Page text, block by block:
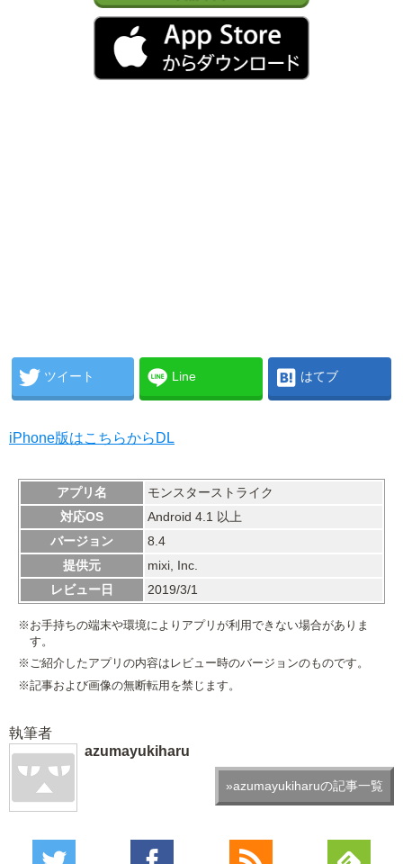
ツイート Line はてブ
iPhone版はこちらからDL
アプリ名
モンスターストライク
対応OS
Android 4.1 以上
バージョン
8.4
提供元
mixi, Inc.
レビュー日
2019/3/1
※お手持ちの端末や環境によりアプリが利用できない場合がありま
す。
※ご紹介したアプリの内容はレビュー時のバージョンのものです。
※記事および画像の無断転用を禁じます。
執筆者
azumayukiharu
»azumayukiharuの記事一覧